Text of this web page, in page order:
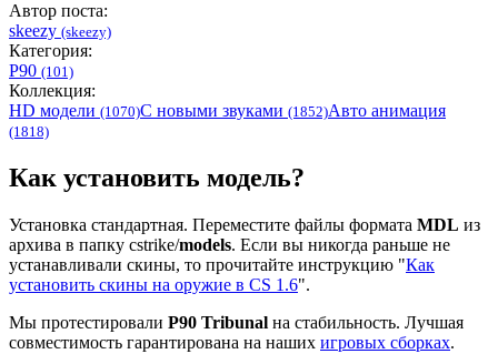
Автор поста:
skeezy (skeezy)
Категория:
P90 (101)
Коллекция:
HD модели (1070)С новыми звуками (1852)Авто анимация
(1818)
Как установить модель?
Установка стандартная. Переместите файлы формата MDL из
архива в папку cstrike/models. Если вы никогда раньше не
устанавливали скины, то прочитайте инструкцию "Как
установить скины на оружие в CS 1.6".
Мы протестировали P90 Tribunal на стабильность. Лучшая
совместимость гарантирована на наших игровых сборках.